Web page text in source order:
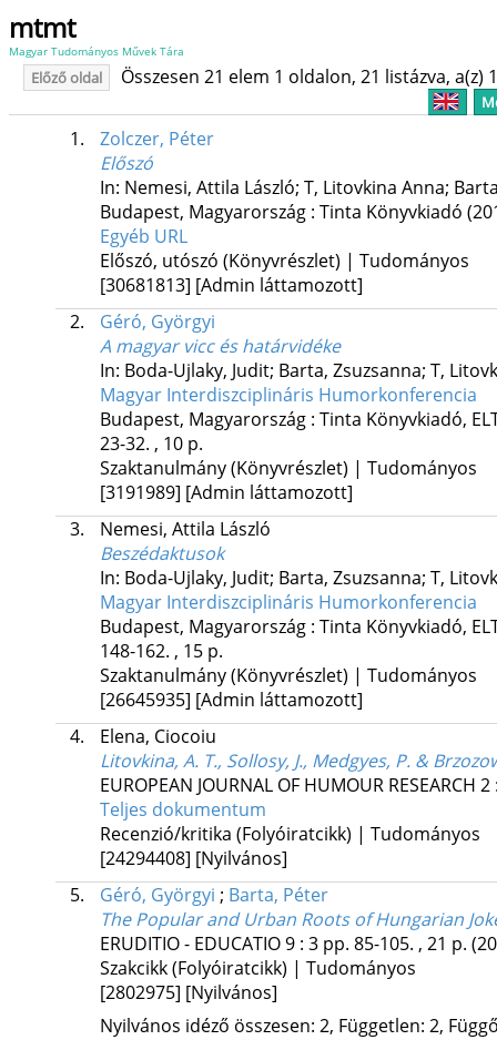
mtmt
Magyar Tudományos Művek Tára
Előző oldal Összesen 21 elem 1 oldalon, 21 listázva, a(z)
1.
Zolczer, Péter
Előszó
In: Nemesi, Attila László; T, Litovkina Anna;
Budapest, Magyarország : Tinta Könyvkiadó
Egyéb URL
Előszó, utószó (Könyvrészlet) | Tudományos
[30681813] [Admin láttamozott]
2.
Géró, Györgyi
A magyar vicc és határvidéke
In: Boda-Ujlaky, Judit; Barta, Zsuzsanna; T,
Magyar Interdiszciplináris Humorkonferencia
Budapest, Magyarország : Tinta Könyvkiadó,
23-32. , 10 p.
Szaktanulmány (Könyvrészlet) | Tudományos
[3191989] [Admin láttamozott]
3.
Nemesi, Attila László
Beszédaktusok
In: Boda-Ujlaky, Judit; Barta, Zsuzsanna; T,
Magyar Interdiszciplináris Humorkonferencia
Budapest, Magyarország : Tinta Könyvkiadó,
148-162. , 15 p.
Szaktanulmány (Könyvrészlet) | Tudományos
[26645935] [Admin láttamozott]
4.
Elena, Ciocoiu
Litovkina, A. T., Sollosy, J., Medgyes, P. &
EUROPEAN JOURNAL OF HUMOUR RESEARCH 2
Teljes dokumentum
Recenzió/kritika (Folyóiratcikk) | Tudományos
[24294408] [Nyilvános]
5.
Géró, Györgyi ; Barta, Péter
The Popular and Urban Roots of Hungarian
ERUDITIO - EDUCATIO9: 3 pp. 85-105. , 21 p.
Szakcikk (Folyóiratcikk) | Tudományos
[2802975] [Nyilvános]
Nyilvános idéző összesen: 2, Független: 2,